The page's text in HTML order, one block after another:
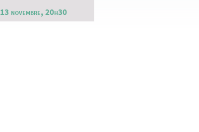
13 novembre, 20h30